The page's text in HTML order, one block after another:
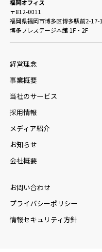
福岡オフィス
〒812-0011
福岡県福岡市博多区博多駅前2-17-1
博多プレステージ本館 1F・2F
経営理念
事業概要
当社のサービス
採用情報
メディア紹介
お知らせ
会社概要
お問い合わせ
プライバシーポリシー
情報セキュリティ方針